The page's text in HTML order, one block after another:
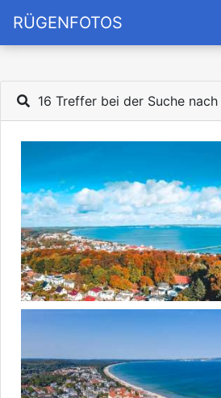
RÜGENFOTOS
16 Treffer bei der Suche nach